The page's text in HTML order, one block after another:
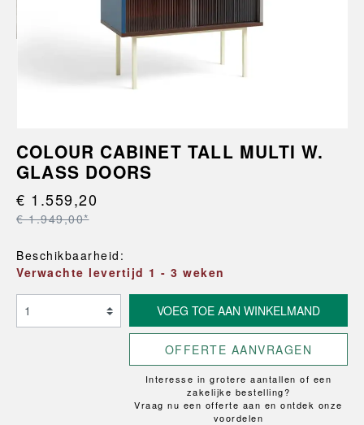
COLOUR CABINET TALL MULTI W.
GLASS DOORS
€ 1.559,20
€ 1.949,00*
Beschikbaarheid:
Verwachte levertijd 1 - 3 weken
VOEG TOE AAN WINKELMAND
OFFERTE AANVRAGEN
Interesse in grotere aantallen of een
zakelijke bestelling?
Vraag nu een offerte aan en ontdek onze
voordelen